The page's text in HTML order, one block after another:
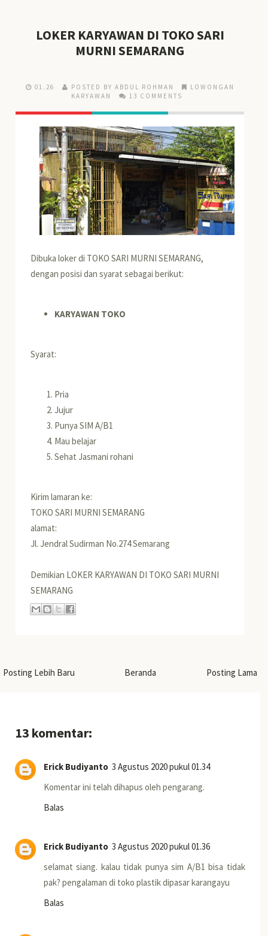
LOKER KARYAWAN DI TOKO SARI
MURNI SEMARANG
01.26 POSTED BY ABDUL ROHMAN
LOWONGAN
KARYAWAN
13 COMMENTS
Dibuka loker di TOKO SARI MURNI SEMARANG,
dengan posisi dan syarat sebagai berikut:
KARYAWAN TOKO
Syarat:
Pria
Jujur
Punya SIM A/B1
Mau belajar
Sehat Jasmani rohani
Kirim lamaran ke:
TOKO SARI MURNI SEMARANG
alamat:
Jl. Jendral Sudirman No.274 Semarang
Demikian LOKER KARYAWAN DI TOKO SARI MURNI
SEMARANG
Posting Lebih Baru Posting Lama
Beranda
13 komentar:
Erick Budiyanto 3 Agustus 2020 pukul 01.34
Komentar ini telah dihapus oleh pengarang.
Balas
Erick Budiyanto 3 Agustus 2020 pukul 01.36
selamat siang. kalau tidak punya sim A/B1 bisa tidak
pak? pengalaman di toko plastik dipasar karangayu
Balas